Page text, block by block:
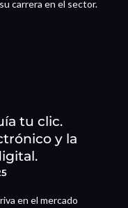
carrera en el sector.
tu clic.
y la
en el mercado